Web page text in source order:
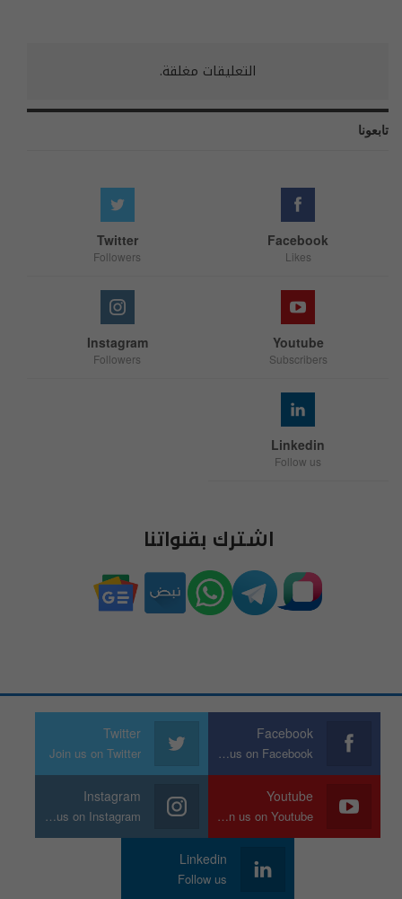
التعليقات مغلقة.
تابعونا
Facebook
Likes
Twitter
Followers
Youtube
Subscribers
Instagram
Followers
Linkedin
Follow us
اشترك بقنواتنا
Facebook
Join us on Facebook
Twitter
Join us on Twitter
Youtube
Join us on Youtube
Instagram
Join us on Instagram
Linkedin
Follow us